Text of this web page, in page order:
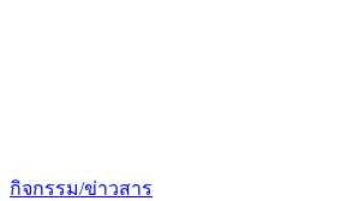
กิจกรรม/ข่าวสาร